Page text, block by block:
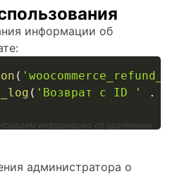
информации об
(
( 'Возврат с ID ' .
информацию об удаленном
администратора о